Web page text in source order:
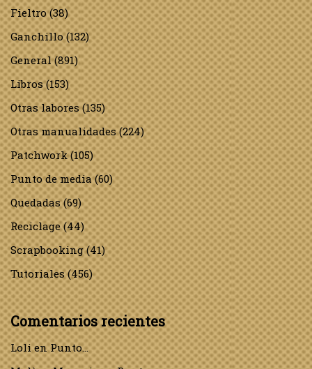
Fieltro(38)
Ganchillo(132)
General(891)
Libros(153)
Otras labores(135)
Otras manualidades(224)
Patchwork(105)
Punto de media(60)
Quedadas(69)
Reciclage(44)
Scrapbooking(41)
Tutoriales(456)
Comentarios recientes
LolienPunto…